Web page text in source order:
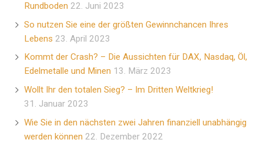
Rundboden 22. Juni 2023
So nutzen Sie eine der größten Gewinnchancen Ihres
Lebens 23. April 2023
Kommt der Crash? – Die Aussichten für DAX, Nasdaq, Öl,
Edelmetalle und Minen 13. März 2023
Wollt Ihr den totalen Sieg? – Im Dritten Weltkrieg!
31. Januar 2023
Wie Sie in den nächsten zwei Jahren finanziell unabhängig
werden können 22. Dezember 2022